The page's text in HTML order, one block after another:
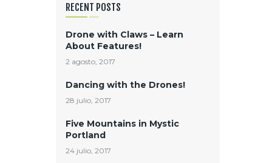
RECENT POSTS
Drone with Claws – Learn
About Features!
2 agosto, 2017
Dancing with the Drones!
28 julio, 2017
Five Mountains in Mystic
Portland
24 julio, 2017